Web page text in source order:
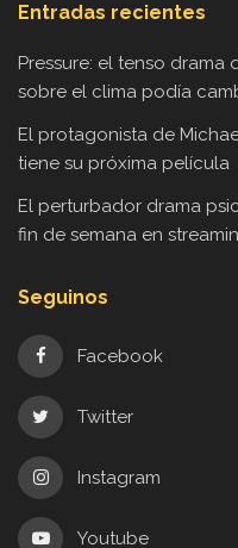
Entradas recientes
Pressure: el tenso drama
sobre el clima podía
El protagonista de
tiene su próxima película
El perturbador drama
fin de semana en
Seguinos
Facebook
Twitter
Instagram
Youtube